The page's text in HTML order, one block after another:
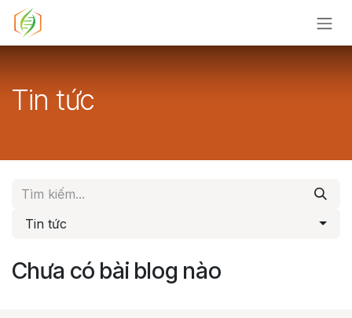
Bỏ qua để đến Nội dung
Tin tức
Tin tức
Chưa có bài blog nào